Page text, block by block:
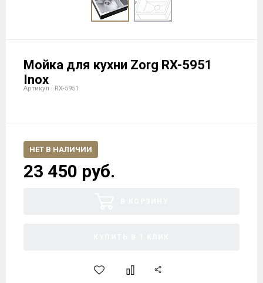
Мойка для кухни Zorg RX-5951
Inox
Артикул : RX-5951
НЕТ В НАЛИЧИИ
23 450 руб.